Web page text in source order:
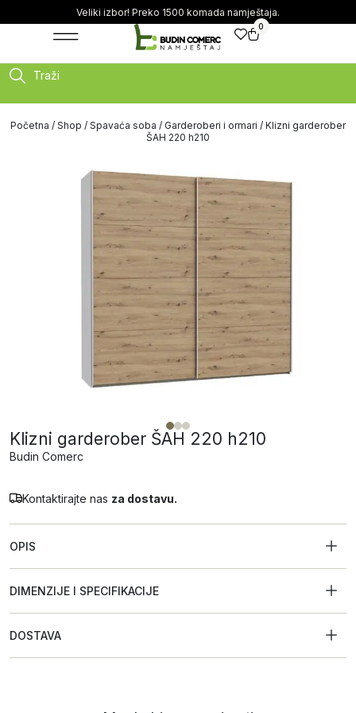
Veliki izbor! Preko 1500 komada namještaja.
0
Traži
Početna / Shop / Spavaća soba / Garderoberi i ormari / Klizni garderober
ŠAH 220 h210
Klizni garderober ŠAH 220 h210
Budin Comerc
Kontaktirajte nas za dostavu.
OPIS
DIMENZIJE I SPECIFIKACIJE
DOSTAVA